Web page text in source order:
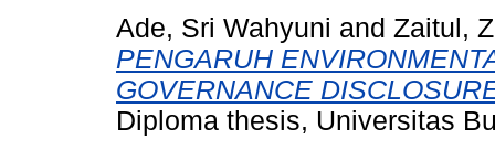
Ade, Sri Wahyuni and Zaitul,
PENGARUH
GOVERNANCE
Diploma thesis, Universitas